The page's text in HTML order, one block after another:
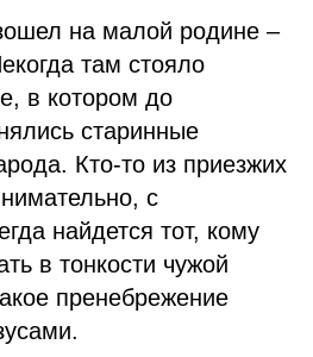
на малой родине –
там стояло
в котором до
старинные
Кто-то из приезжих
с
найдется тот, кому
в тонкости чужой
пренебрежение